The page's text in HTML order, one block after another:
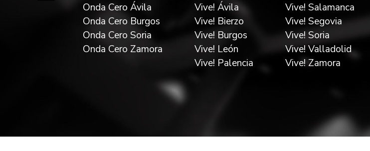
Onda Cero Ávila
Onda Cero Burgos
Onda Cero Soria
Onda Cero Zamora
Vive! Ávila
Vive! Bierzo
Vive! Burgos
Vive! León
Vive! Palencia
Vive! Salamanca
Vive! Segovia
Vive! Soria
Vive! Valladolid
Vive! Zamora